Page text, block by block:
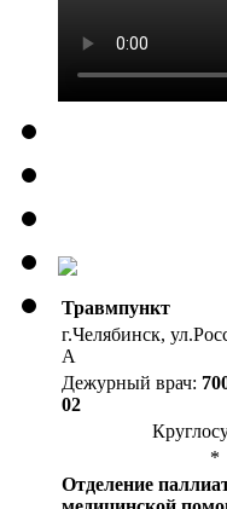
Травмпункт
г.Челябинск,
А
Дежурный врач:
02
*
Отделение